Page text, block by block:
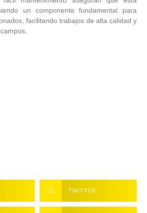
un componente fundamental para
facilitando trabajos de alta calidad y
TWITTER